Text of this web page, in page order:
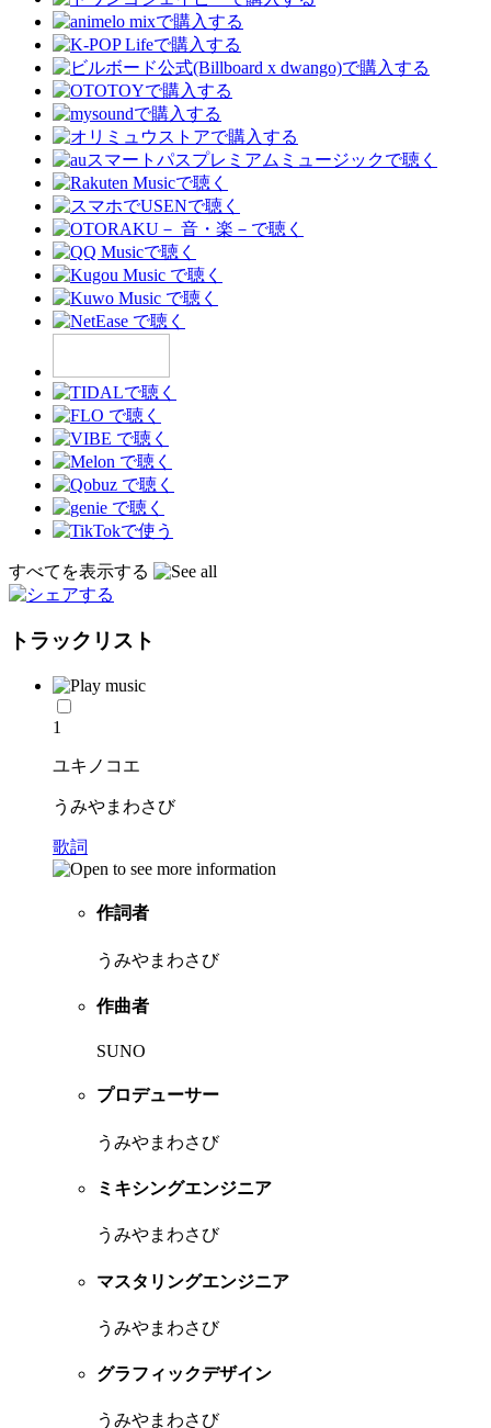
すべてを表示する
トラックリスト
1
ユキノコエ
うみやまわさび
歌詞
作詞者
うみやまわさび
作曲者
SUNO
プロデューサー
うみやまわさび
ミキシングエンジニア
うみやまわさび
マスタリングエンジニア
うみやまわさび
グラフィックデザイン
うみやまわさび